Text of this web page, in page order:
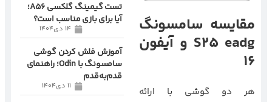
مقایسه سامسونگ
S25 eadg و
آیفون
۱۶
هر دو گوشی با ارائه
تست گیمینگ گلکسی A56؛
آیا برای بازی مناسب است؟
14 دی1404
آموزش فلش کردن گوشی
سامسونگ با Odin؛ راهنمای
قدم‌به‌قدم
11 دی1404